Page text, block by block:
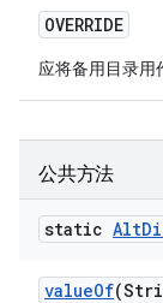
OVERRIDE
应将备用目录用
公共方法
static Alt
valueOf